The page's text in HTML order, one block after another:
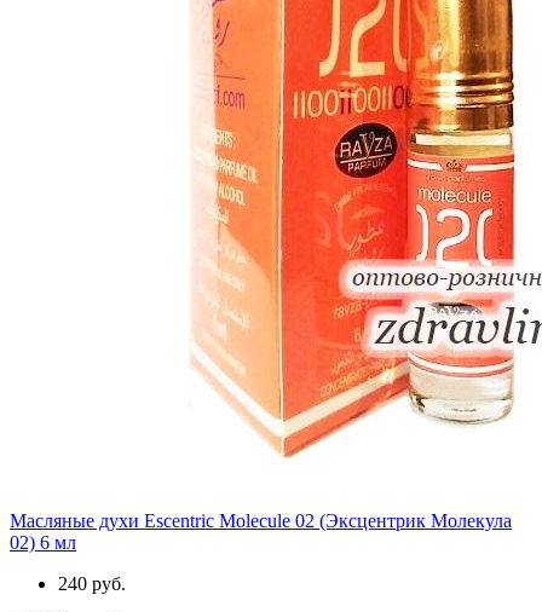
Масляные духи Escentric Molecule 02 (Эксцентрик Молекула
02) 6 мл
240 руб.